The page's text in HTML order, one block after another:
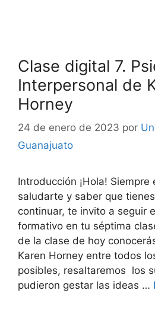
Clase digital 7.
Interpersonal de
Horney
24 de enero de 2023 por
Guanajuato
Introducción ¡Hola! Siempre
saludarte y saber que
continuar, te invito a seguir
formativo en tu séptima
de la clase de hoy
Karen Horney entre todos
posibles, resaltaremos los
pudieron gestar las ideas …